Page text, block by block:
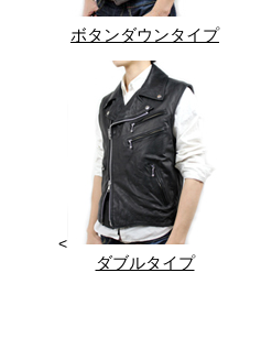
ボタンダウンタイプ
<
ダブルタイプ